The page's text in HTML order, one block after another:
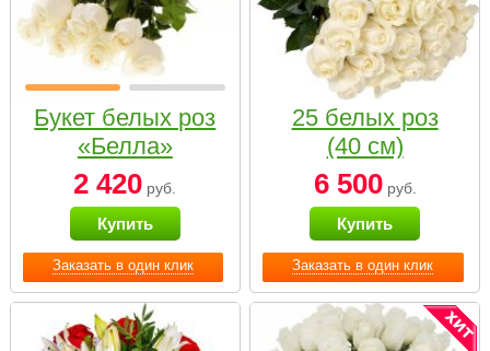
Заказать в один клик
Букет белых роз
«Белла»
2 420 руб.
Купить
Заказать в один клик
25 белых роз
(40 см)
6 500руб.
Купить